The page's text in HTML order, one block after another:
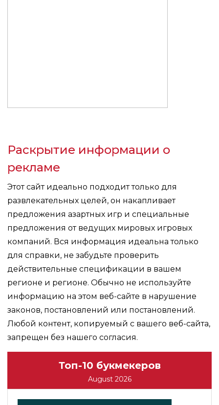
Раскрытие информации о
рекламе
Этот сайт идеально подходит только для
развлекательных целей, он накапливает
предложения азартных игр и специальные
предложения от ведущих мировых игровых
компаний. Вся информация идеальна только
для справки, не забудьте проверить
действительные спецификации в вашем
регионе и регионе. Обычно не используйте
информацию на этом веб-сайте в нарушение
законов, постановлений или постановлений.
Любой контент, копируемый с вашего веб-сайта,
запрещен без нашего согласия.
Топ-10 букмекеров
August 2026